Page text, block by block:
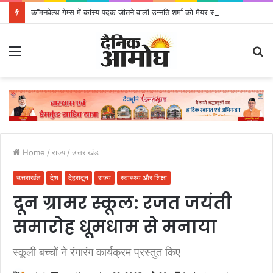
Home / राज्य / उत्तराखंड
उत्तराखंड देश देहरादून राज्य स्वास्थ्य और शिक्षा
दून ग्रामर स्कूल: रजत जयंती
समारोह धूमधाम से मनाया
स्कूली बच्चों ने रंगारंग कार्यक्रम प्रस्तुत किए